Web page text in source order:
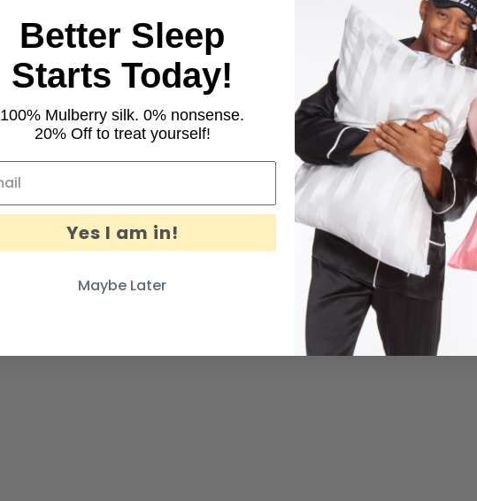
Better Sleep
Starts Today!
100% Mulberry silk. 0% nonsense.
20% Off to treat yourself!
Yes I am in!
Maybe Later